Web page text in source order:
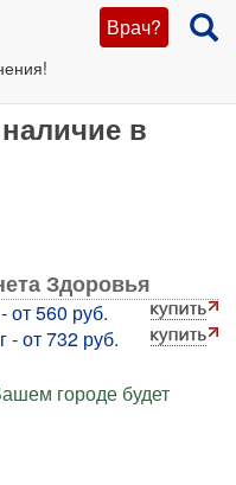
Врач?
в
Здоровья
от 560 руб.
- от 732 руб.
городе будет